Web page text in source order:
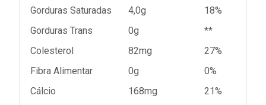
Gorduras Saturadas
4,0g
18%
Gorduras Trans
0g
**
Colesterol
82mg
27%
Fibra Alimentar
0g
0%
Cálcio
168mg
21%